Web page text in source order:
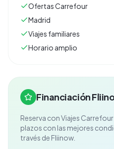
Ofertas Carrefour
Madrid
Viajes familiares
Horario amplio
Financiación
Reserva conViajes Carrefour
plazos con las mejores
través de Fliinow.